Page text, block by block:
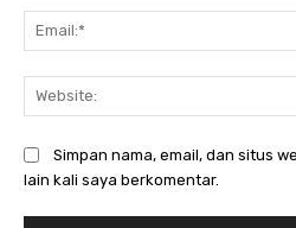
Simpan nama, email, dan situs
lain kali saya berkomentar.